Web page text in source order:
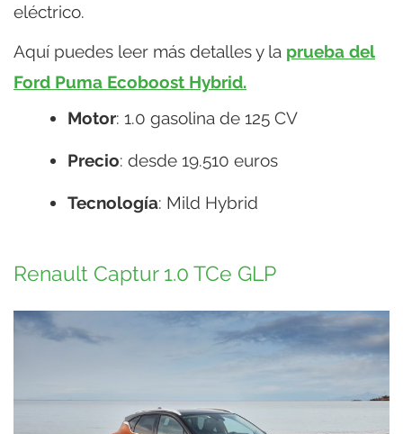
eléctrico.
Aquí puedes leer más detalles y la prueba del
Ford Puma Ecoboost Hybrid.
Motor: 1.0 gasolina de 125 CV
Precio: desde 19.510 euros
Tecnología: Mild Hybrid
Renault Captur 1.0 TCe GLP